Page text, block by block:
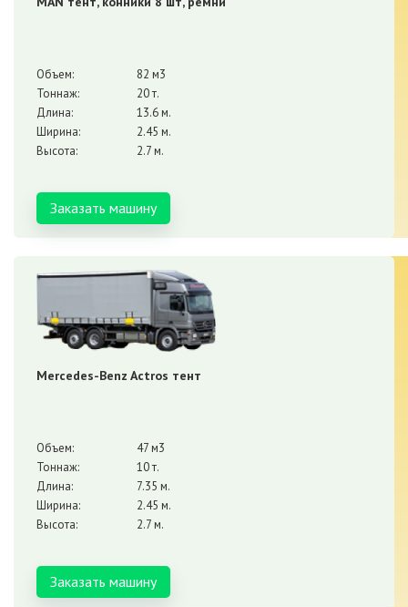
Объем:
82 м3
Тоннаж:
20 т.
Длина:
13.6 м.
Ширина:
2.45 м.
Высота:
2.7 м.
Заказать машину
Mercedes-Benz Actros тент
Объем:
47 м3
Тоннаж:
10 т.
Длина:
7.35 м.
Ширина:
2.45 м.
Высота:
2.7 м.
Заказать машину